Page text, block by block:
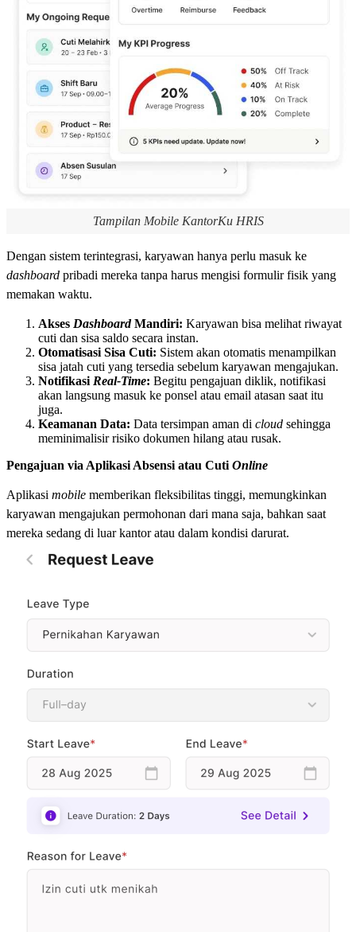
Tampilan Mobile KantorKu HRIS
Dengan sistem terintegrasi, karyawan hanya perlu masuk ke
dashboard pribadi mereka tanpa harus mengisi formulir fisik yang
memakan waktu.
Akses DashboardMandiri: Karyawan bisa melihat riwayat
cuti dan sisa saldo secara instan.
Otomatisasi Sisa Cuti: Sistem akan otomatis menampilkan
sisa jatah cuti yang tersedia sebelum karyawan mengajukan.
Notifikasi Real-Time: Begitu pengajuan diklik, notifikasi
akan langsung masuk ke ponsel atau email atasan saat itu
juga.
Keamanan Data: Data tersimpan aman di cloud sehingga
meminimalisir risiko dokumen hilang atau rusak.
Pengajuan via Aplikasi Absensi atau Cuti Online
Aplikasi mobile memberikan fleksibilitas tinggi, memungkinkan
karyawan mengajukan permohonan dari mana saja, bahkan saat
mereka sedang di luar kantor atau dalam kondisi darurat.